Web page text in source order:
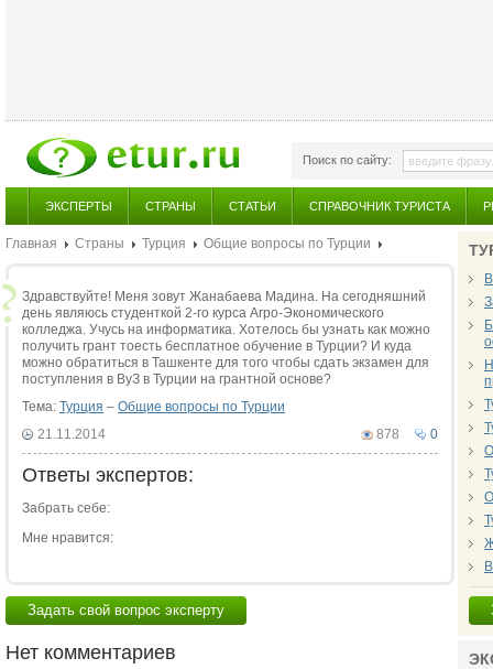
Поиск по сайту:
ЭКСПЕРТЫ СТРАНЫ СТАТЬИ СПРАВОЧНИК ТУРИСТА
Главная Страны Турция Общие вопросы по Турции
Здравствуйте! Меня зовут Жанабаева Мадина. На сегодняшний
день являюсь студенткой 2-го курса Агро-Экономического
колледжа. Учусь на информатика. Хотелось бы узнать как можно
получить грант тоесть бесплатное обучение в Турции? И куда
можно обратиться в Ташкенте для того чтобы сдать экзамен для
поступления в ВуЗ в Турции на грантной основе?
Тема: Турция – Общие вопросы по Турции
0
878
21.11.2014
Ответы экспертов:
Забрать себе:
Мне нравится:
Задать свой вопрос эксперту
Нет комментариев